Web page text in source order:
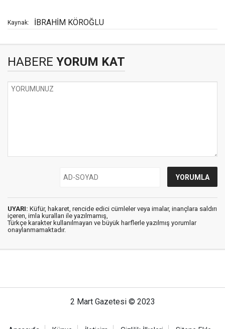
Kaynak: İBRAHİM KÖROĞLU
HABERE YORUM KAT
UYARI: Küfür, hakaret, rencide edici cümleler veya imalar, inançlara saldırı
içeren, imla kuralları ile yazılmamış,
Türkçe karakter kullanılmayan ve büyük harflerle yazılmış yorumlar
onaylanmamaktadır.
2 Mart Gazetesi © 2023